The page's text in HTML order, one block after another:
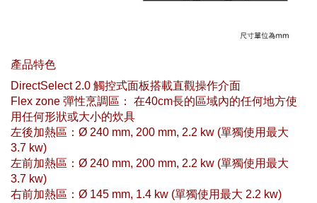
產品特色
DirectSelect 2.0 觸控式面板搭載直觀操作介面
Flex zone 彈性烹調區： 在40cm長的區域內的任何地方使
用任何形狀或大小的炊具
左後加熱區：Ø 240 mm, 200 mm, 2.2 kw (單獨使用最大
3.7 kw)
左前加熱區：Ø 240 mm, 200 mm, 2.2 kw (單獨使用最大
3.7 kw)
右前加熱區：Ø 145 mm, 1.4 kw (單獨使用最大 2.2 kw)